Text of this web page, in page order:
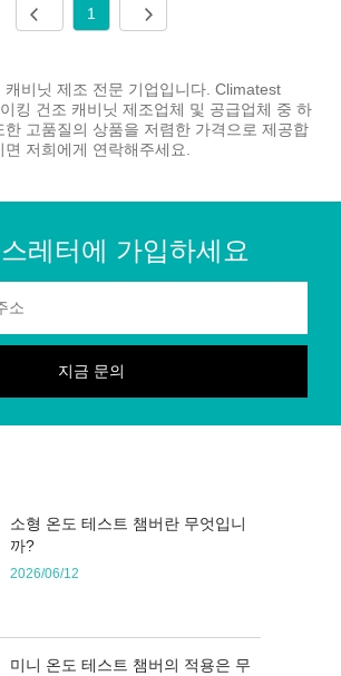
1
캐비닛 제조 전문 기업입니다. Climatest
킹 건조 캐비닛 제조업체 및 공급업체 중 하
한 고품질의 상품을 저렴한 가격으로 제공합
저희에게 연락해주세요.
레터에 가입하세요
소형 온도 테스트 챔버란 무엇입니
까?
2026/06/12
미니 온도 테스트 챔버의 적용은 무